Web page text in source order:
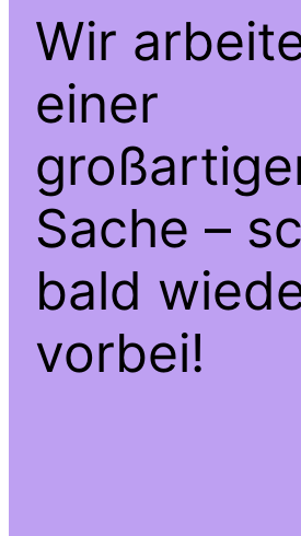
Wir
einer
Sache –
bald
vorbei!